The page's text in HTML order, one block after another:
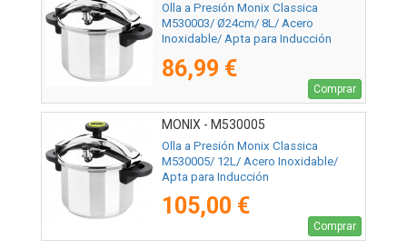
Olla a Presión Monix Classica
M530003/ Ø24cm/ 8L/ Acero
Inoxidable/ Apta para Inducción
86,99 €
Comprar
MONIX - M530005
Olla a Presión Monix Classica
M530005/ 12L/ Acero Inoxidable/
Apta para Inducción
105,00 €
Comprar